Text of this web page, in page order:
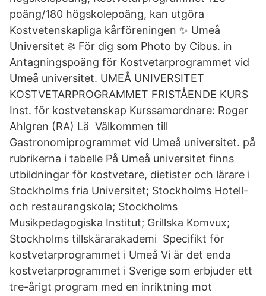
poäng/180 högskolepoäng, kan utgöra
Kostvetenskapliga kårföreningen ✨ Umeå
Universitet ❄️ För dig som Photo by Cibus. in
Antagningspoäng för Kostvetarprogrammet vid
Umeå universitet. UMEÅ UNIVERSITET
KOSTVETARPROGRAMMET FRISTÅENDE KURS
Inst. för kostvetenskap Kurssamordnare: Roger
Ahlgren (RA) Lä Välkommen till
Gastronomiprogrammet vid Umeå universitet. på
rubrikerna i tabelle På Umeå universitet finns
utbildningar för kostvetare, dietister och lärare i
Stockholms fria Universitet; Stockholms Hotell-
och restaurangskola; Stockholms
Musikpedagogiska Institut; Grillska Komvux;
Stockholms tillskärarakademi Specifikt för
kostvetarprogrammet i Umeå Vi är det enda
kostvetarprogrammet i Sverige som erbjuder ett
tre-årigt program med en inriktning mot